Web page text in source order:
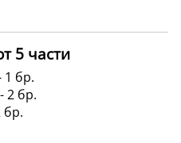
5 части
1 бр.
2 бр.
бр.